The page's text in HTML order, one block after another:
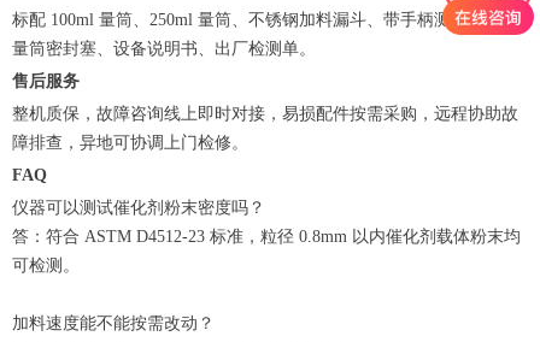
标配 100ml 量筒、250ml 量筒、不锈钢加料漏斗、带手柄测量圆柱、
量筒密封塞、设备说明书、出厂检测单。
售后服务
整机质保，故障咨询线上即时对接，易损配件按需采购，远程协助故
障排查，异地可协调上门检修。
FAQ
仪器可以测试催化剂粉末密度吗？
答：符合 ASTM D4512-23 标准，粒径 0.8mm 以内催化剂载体粉末均
可检测。
加料速度能不能按需改动？